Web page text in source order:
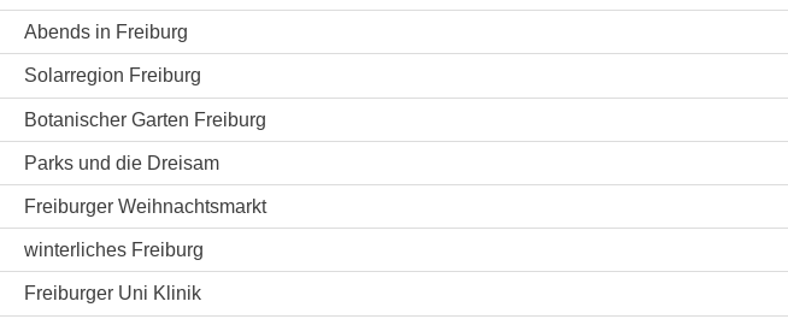
Abends in Freiburg
Solarregion Freiburg
Botanischer Garten Freiburg
Parks und die Dreisam
Freiburger Weihnachtsmarkt
winterliches Freiburg
Freiburger Uni Klinik